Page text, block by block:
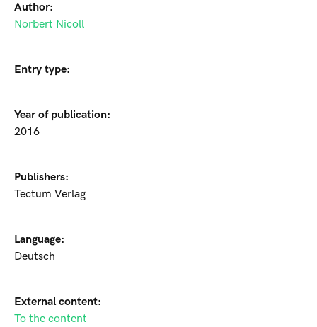
Author:
Norbert Nicoll
Entry type:
Year of publication:
2016
Publishers:
Tectum Verlag
Language:
Deutsch
External content:
To the content